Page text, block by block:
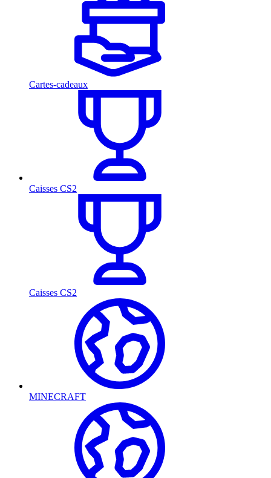
Cartes-cadeaux
Caisses CS2
Caisses CS2
MINECRAFT